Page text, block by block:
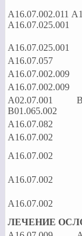
А16.07.002.011
А16.07.025.001
А16.07.025.001
А16.07.057
А16.07.002.009
А16.07.002.009
А02.07.001
B01.065.002
A16.07.082
А16.07.002
А16.07.002
А16.07.002
А16.07.002
ЛЕЧЕНИЕ